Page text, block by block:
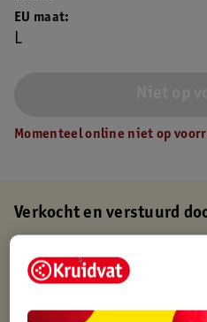
EU maat
L
Momenteel online niet op
Verkocht en verstuurd
Gratis thuisbezorgd
Gratis punten met je Kruidvat